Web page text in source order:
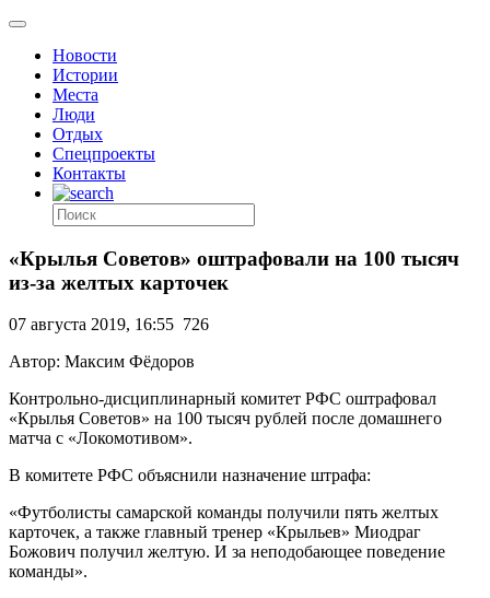
Новости
Истории
Места
Люди
Отдых
Спецпроекты
Контакты
«Крылья Советов» оштрафовали на 100 тысяч
из-за желтых карточек
07 августа 2019, 16:55 726
Автор: Максим Фёдоров
Контрольно-дисциплинарный комитет РФС оштрафовал
«Крылья Советов» на 100 тысяч рублей после домашнего
матча с «Локомотивом».
В комитете РФС объяснили назначение штрафа:
«Футболисты самарской команды получили пять желтых
карточек, а также главный тренер «Крыльев» Миодраг
Божович получил желтую. И за неподобающее поведение
команды».